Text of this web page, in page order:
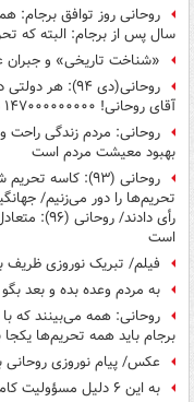
روحانی روز توافق برجام:
سال پس از برجام: البته که
«شناخت تاریخی» و جبران
روحانی(دی ۹۴):
آقای روحانی! ۱۴۷۰۰۰۰۰۰۰۰۰ دلار عواید برجام کجاست؟
روحانی: مردم زندگی راحت
بهبود معیشت مردم است
تحریم‌ها را دور می‌زنیم/
رأی دادند/
است
فیلم/ تبریک نوروزی ظریف
به مردم وعده بده و بعد
روحانی: همه می‌بینند که
برجام باید همه تحریم‌ها یکجا
عکس/ پیام نوروزی روحانی
به این ۶ دلیل مسؤولیت کامل برجام با روحانی و ظریف است+تصاویر